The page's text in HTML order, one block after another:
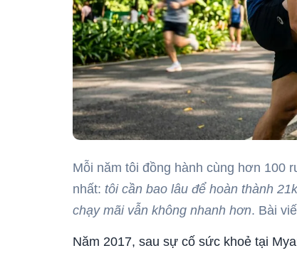
Mỗi năm tôi đồng hành cùng hơn 100
nhất: tôi cần bao lâu để hoàn thành
chạy mãi vẫn không nhanh hơn. Bài
Năm 2017, sau sự cố sức khoẻ tại